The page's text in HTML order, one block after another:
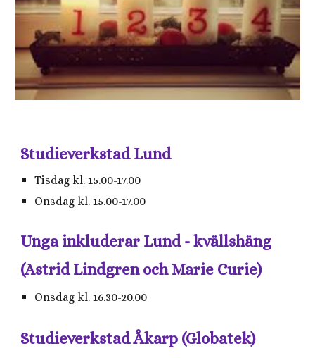
Studieverkstad Lund
Tisdag kl. 15.00-17.00
Onsdag kl. 15.00-17.00
Unga inkluderar Lund - kvällshäng
(Astrid Lindgren och Marie Curie)
Onsdag kl. 16.30-20.00
Studieverkstad Åkarp (Globatek)